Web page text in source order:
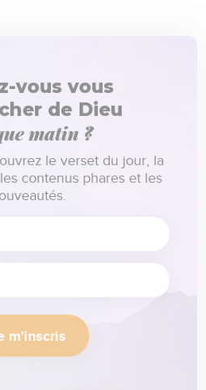
vous vous
de Dieu
matin ?
le verset du jour, la
contenus phares et les
m'inscris